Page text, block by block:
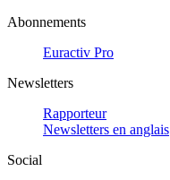
Abonnements
Euractiv Pro
Newsletters
Rapporteur
Newsletters en anglais
Social